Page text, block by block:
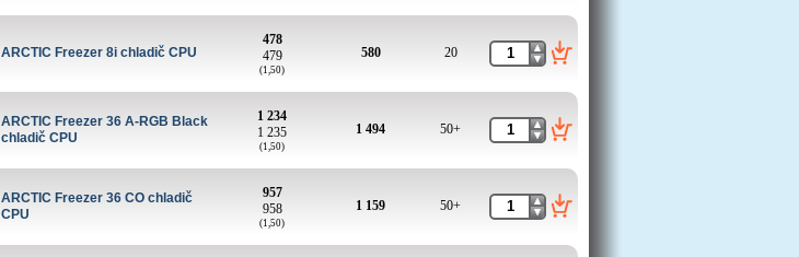
ARCTIC Freezer 8i chladič CPU
478
479
(1,50)
580 20
ARCTIC Freezer 36 A-RGB Black
chladič CPU
1 234
1 235
(1,50)
1 494 50+
ARCTIC Freezer 36 CO chladič
CPU
957
958
(1,50)
1 159 50+